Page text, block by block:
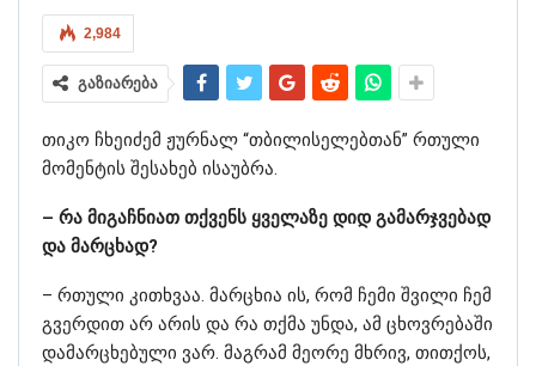
2,984
გაზიარება
თიკო ჩხეიძემ ჟურნალ “თბილისელებთან” რთული
მომენტის შესახებ ისაუბრა.
– რა მიგაჩნიათ თქვენს ყველაზე დიდ გამარჯვებად
და მარცხად?
– რთული კითხვაა. მარცხია ის, რომ ჩემი შვილი ჩემ
გვერდით არ არის და რა თქმა უნდა, ამ ცხოვრებაში
დამარცხებული ვარ. მაგრამ მეორე მხრივ, თითქოს,